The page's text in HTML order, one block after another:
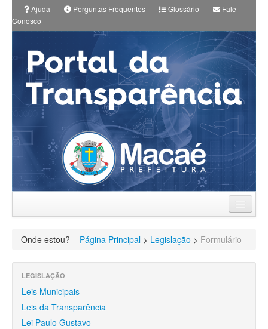
Ajuda Perguntas Frequentes Glossário
Fale
Conosco
Planos Municipais
Finanças
Funcionalismo
Licitações e Contratos
Onde estou? Página Principal > Legislação > Formulário
LEGISLAÇÃO
Leis Municipais
Leis da Transparência
Lei Paulo Gustavo